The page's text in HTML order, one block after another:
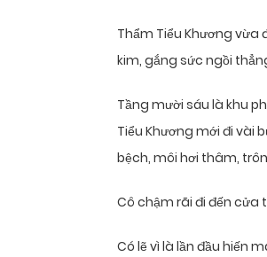
Thẩm Tiểu Khương
kim, gắng sức ngồi
Tầng mười sáu là khu
Tiểu Khương mới đi vài
bệch, môi hơi thâm,
Cô chậm rãi đi đến cửa
Có lẽ vì là lần đầu hiến